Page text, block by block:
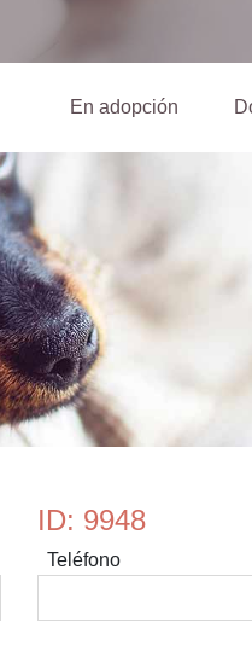
En adopción (current)
ID: 9948
Teléfono